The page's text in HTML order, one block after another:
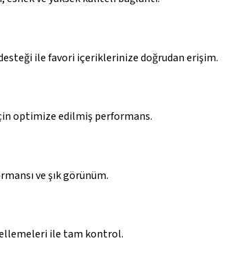
ile favori içeriklerinize doğrudan erişim.
optimize edilmiş performans.
ve şık görünüm.
ile tam kontrol.